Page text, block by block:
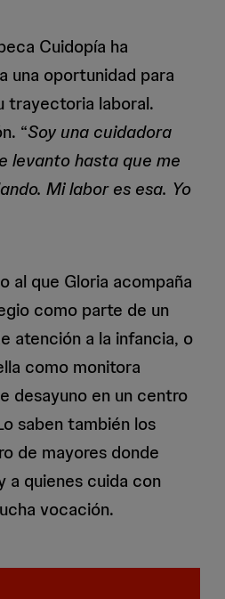
Cuidopía ha
una oportunidad para
trayectoria laboral.
“Soy una cuidadora
levanto hasta que me
Mi labor es esa. Yo
al que Gloria acompaña
como parte de un
atención a la infancia, o
como monitora
desayuno en un centro
saben también los
de mayores donde
a quienes cuida con
vocación.